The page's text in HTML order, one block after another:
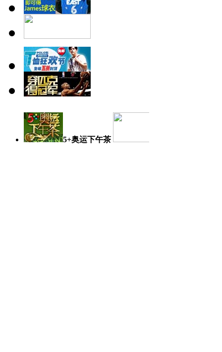
5+奥运下午茶